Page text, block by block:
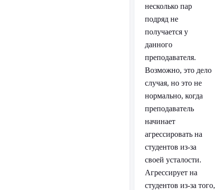
несколько пар
подряд не
получается у
данного
преподавателя.
Возможно, это дело
случая, но это не
нормально, когда
преподаватель
начинает
агрессировать на
студентов из-за
своей усталости.
Агрессирует на
студентов из-за того,